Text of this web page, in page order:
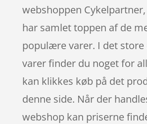
webshoppen
har samlet toppen af de
populære varer. I det store
varer finder du noget for
kan klikkes køb på det
denne side. Når der
webshop kan priserne